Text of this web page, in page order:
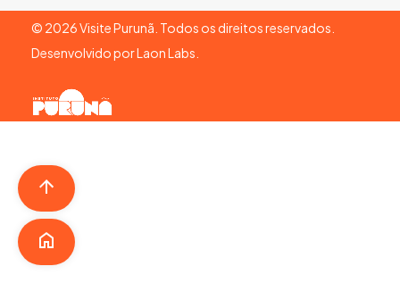
© 2026Visite Purunã. Todos os direitos reservados.
Desenvolvido porLaon Labs